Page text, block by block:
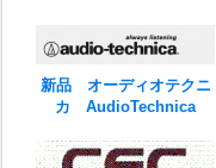
新品 オーディオテクニ
カ AudioTechnica